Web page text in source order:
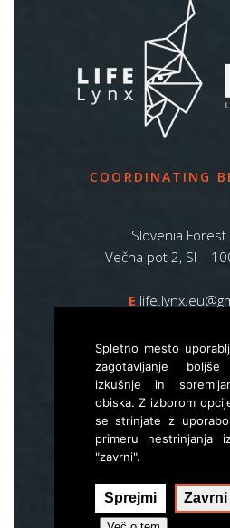
COORDINATING
Slovenia Forest
Večna pot 2, SI –
E
Sitemap
Spletno mesto
zagotavljanje boljše
izkušnje in
obiska. Z izborom
se strinjate z
primeru nestrinjanja
"zavrni".
Sprejmi Zavrni